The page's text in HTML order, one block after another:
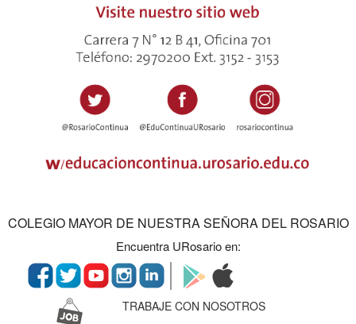
COLEGIO MAYOR DE NUESTRA SEÑORA DEL ROSARIO
Encuentra URosario en:
TRABAJE CON NOSOTROS